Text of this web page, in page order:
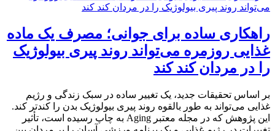
راهکاری ساده برای جوانی؛ مصرف یک ماده
غذایی روزمره می‌تواند روند پیری بیولوژیک
را در مردان کند کند
بر اساس تحقیقات جدید، یک تغییر ساده در سبک زندگی و رژیم
غذایی می‌تواند به طور بالقوه روند پیری بیولوژیک بدن را کندتر کند.
این پژوهش که در مجله معتبر Aging به چاپ رسیده است، تأثیر